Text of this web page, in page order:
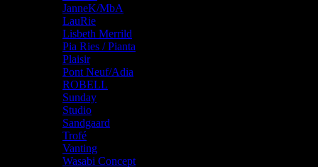
JanneK/MbA
LauRie
Lisbeth Merrild
Pia Ries / Pianta
Plaisir
Pont Neuf/Adia
ROBELL
Sunday
Studio
Sandgaard
Trofé
Vanting
Wasabi Concept